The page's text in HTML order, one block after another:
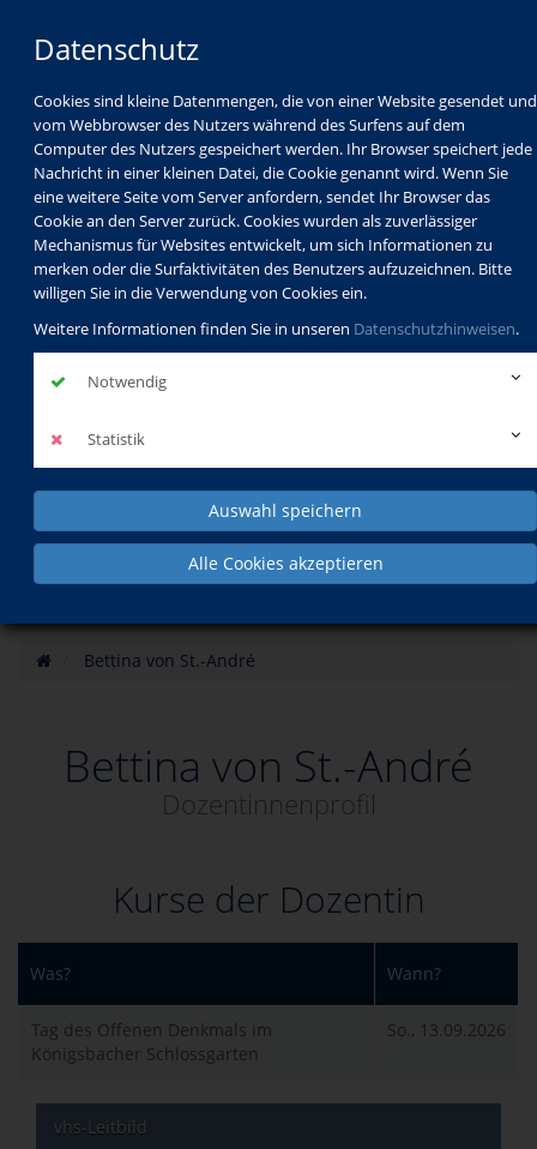
Datenschutz
Cookies sind kleine Datenmengen, die von einer Website gesendet und
vom Webbrowser des Nutzers während des Surfens auf dem
Computer des Nutzers gespeichert werden. Ihr Browser speichert jede
Nachricht in einer kleinen Datei, die Cookie genannt wird. Wenn Sie
eine weitere Seite vom Server anfordern, sendet Ihr Browser das
Cookie an den Server zurück. Cookies wurden als zuverlässiger
Mechanismus für Websites entwickelt, um sich Informationen zu
merken oder die Surfaktivitäten des Benutzers aufzuzeichnen. Bitte
willigen Sie in die Verwendung von Cookies ein.
Weitere Informationen finden Sie in unseren Datenschutzhinweisen.
Notwendig
Statistik
Auswahl speichern
Alle Cookies akzeptieren
Programm
Schulabschlüsse
Schulkindbetreuung
Service
Bettina von St.-André
Bettina von St.-André
Dozentinnenprofil
Kurse der Dozentin
Was? Wann?
Tag des Offenen Denkmals im
Königsbacher Schlossgarten
So., 13.09.2026
vhs-Leitbild